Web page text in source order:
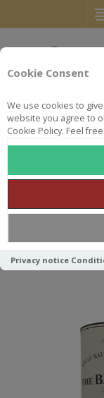
Cookie Consent
We use cookies to
website you agree to
Cookie Policy. Feel
Privacy notice